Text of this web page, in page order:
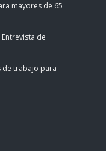
mayores de 65
de
de trabajo para